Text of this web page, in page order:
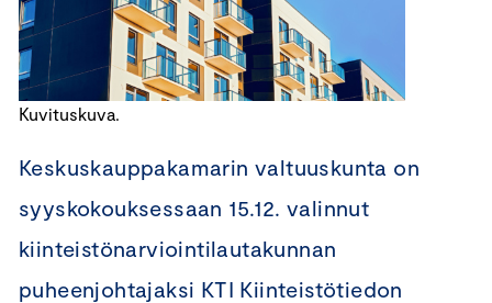
Kuvituskuva.
Keskuskauppakamarin valtuuskunta on
syyskokouksessaan 15.12. valinnut
kiinteistönarviointilautakunnan
puheenjohtajaksi KTI Kiinteistötiedon